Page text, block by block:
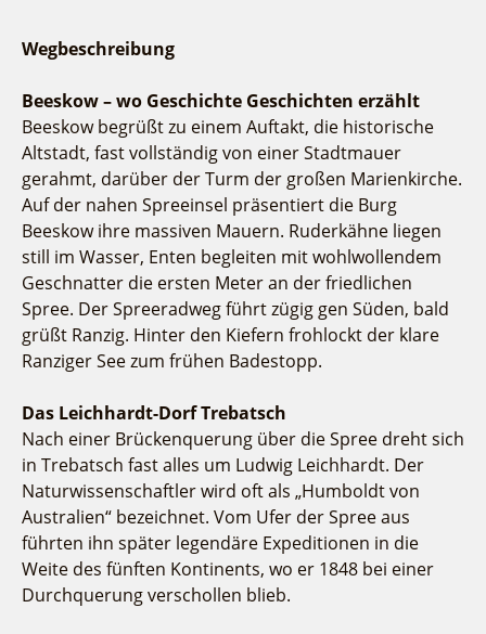
WFG
Wegbeschreibung
Beeskow – wo Geschichte Geschichten erzählt
Beeskow begrüßt zu einem Auftakt, die historische
Altstadt, fast vollständig von einer Stadtmauer
gerahmt, darüber der Turm der großen Marienkirche.
Auf der nahen Spreeinsel präsentiert die Burg
Beeskow ihre massiven Mauern. Ruderkähne liegen
still im Wasser, Enten begleiten mit wohlwollendem
Geschnatter die ersten Meter an der friedlichen
Spree. Der Spreeradweg führt zügig gen Süden, bald
grüßt Ranzig. Hinter den Kiefern frohlockt der klare
Ranziger See zum frühen Badestopp.
Das Leichhardt-Dorf Trebatsch
Nach einer Brückenquerung über die Spree dreht sich
in Trebatsch fast alles um Ludwig Leichhardt. Der
Naturwissenschaftler wird oft als „Humboldt von
Australien“ bezeichnet. Vom Ufer der Spree aus
führten ihn später legendäre Expeditionen in die
Weite des fünften Kontinents, wo er 1848 bei einer
Durchquerung verschollen blieb.